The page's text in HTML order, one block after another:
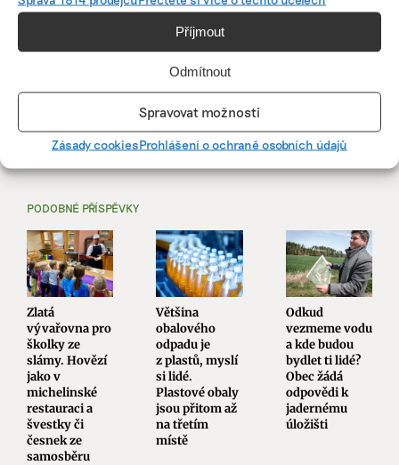
Příjmout
Odmítnout
Spravovat možnosti
Zásady cookiesProhlášení o ochraně osobních údajů
FacebookX LinkedIn
PODOBNÉ PŘÍSPĚVKY
Zlatá
vývařovna pro
školky ze
slámy. Hovězí
jako v
michelinské
restauraci a
švestky či
česnek ze
samosběru
Většina
obalového
odpadu je
z plastů, myslí
si lidé.
Plastové obaly
jsou přitom až
na třetím
místě
Odkud
vezmeme vodu
a kde budou
bydlet ti lidé?
Obec žádá
odpovědi k
jadernému
úložišti